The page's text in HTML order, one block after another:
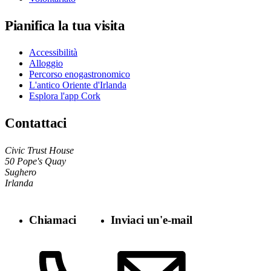
Pianifica la tua visita
Accessibilità
Alloggio
Percorso enogastronomico
L'antico Oriente d'Irlanda
Esplora l'app Cork
Contattaci
Civic Trust House
50 Pope's Quay
Sughero
Irlanda
Chiamaci Inviaci un'e-mail